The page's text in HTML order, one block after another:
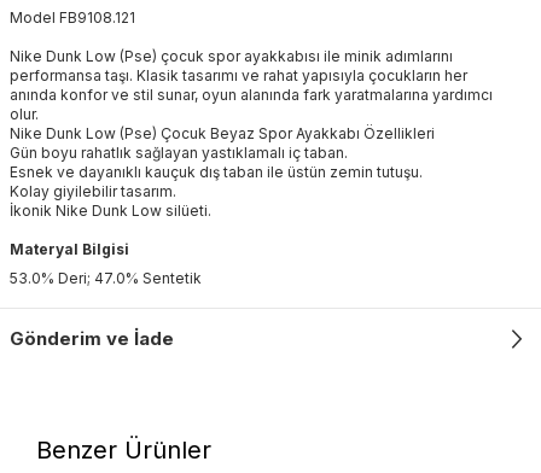
Model FB9108.121
Nike Dunk Low (Pse) çocuk spor ayakkabısı ile minik adımlarını
performansa taşı. Klasik tasarımı ve rahat yapısıyla çocukların her
anında konfor ve stil sunar, oyun alanında fark yaratmalarına yardımcı
olur.
Nike Dunk Low (Pse) Çocuk Beyaz Spor Ayakkabı Özellikleri
Gün boyu rahatlık sağlayan yastıklamalı iç taban.
Esnek ve dayanıklı kauçuk dış taban ile üstün zemin tutuşu.
Kolay giyilebilir tasarım.
İkonik Nike Dunk Low silüeti.
Materyal Bilgisi
53.0% Deri; 47.0% Sentetik
Gönderim ve İade
Benzer Ürünler